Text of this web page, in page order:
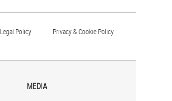
Legal Policy Privacy & Cookie Policy
MEDIA